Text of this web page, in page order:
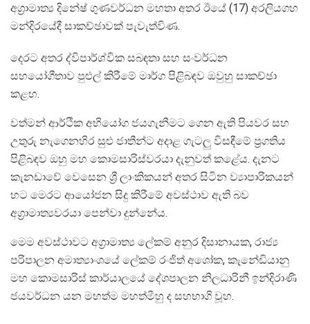
අග්‍රාමාත්‍ය දිනේෂ් ගුණවර්ධන මහතා අතර ඊයේ (17) අරලියගහ
මන්දිරයේදී සාකච්ඡාවක් පැවැත්විණ.
දෙරට අතර ද්විපාර්ශ්වික සබඳතා සහ සංවර්ධන
සහයෝගීතාව පුළුල් කිරීමේ මාර්ග පිළිබඳව ඔවුහු සාකච්ඡා
කළහ.
වත්මන් ආර්ථික අභියෝග ජයගැනීමට ගෙන ඇති පියවර සහ
උතුරු නැගෙනහිර සුළු ජාතීන්ට අදාළ ගැටලු විසඳීමේ ප්‍රගතිය
පිළිබඳව ඔහු මහ කොමසාරිස්වරයා දැනුවත් කළේය. දැනට
කැනඩාවේ වෙසෙන ශ්‍රී ලාංකිකයන් අතර සිටින ව්‍යාපාරිකයන්
හට මෙරට ආයෝජන සිදු කිරීමේ අවස්ථාව ඇති බව
අග්‍රාමාත්‍යවරයා පෙන්වා දුන්නේය.
මෙම අවස්ථාවට අග්‍රාමාත්‍ය ලේකම් අනුර දිසානායක, රාජ්‍ය
පරිපාලන අමාත්‍යාංශයේ ලේකම් රංජිත් අශෝක, කැනේඩියානු
මහ කොමසාරිස් කාර්යාලයේ දේශපාලන නිලධාරිනී ඉන්දිරාණි
ජයවර්ධන යන මහත්ම මහත්මීහු ද සහභාගි වූහ.